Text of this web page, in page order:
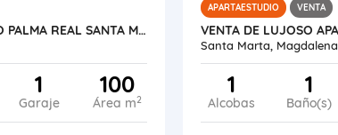
SE VENDE APARTAMENTO PALMA REAL SANTA MARTA
1
Garaje
100
Área m2
APARTAESTUDIO VENTA
Santa Marta, Magdalena
1
Alcobas
1
Baño(s)